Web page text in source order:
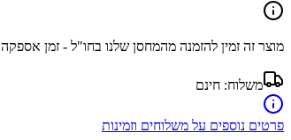
מוצר זה זמין להזמנה מהמחסן שלנו בחו"ל - זמן אספקה
משלוח: חינם
פרטים נוספים על משלוחים וזמינות